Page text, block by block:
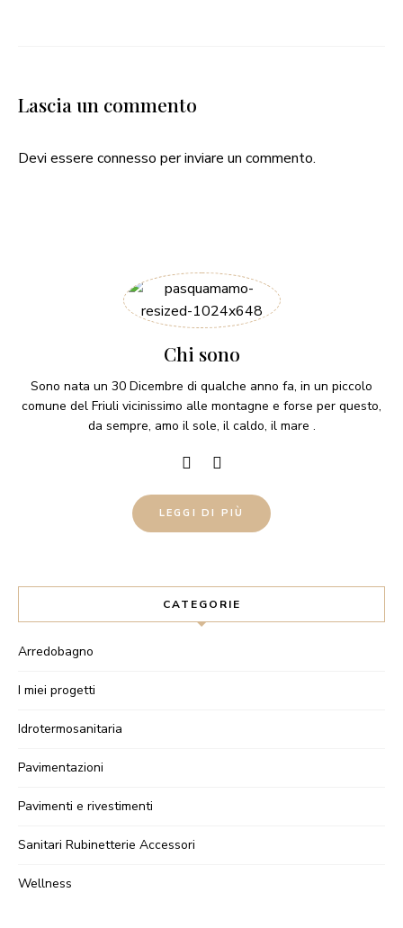
Lascia un commento
Devi essere connesso per inviare un commento.
Chi sono
Sono nata un 30 Dicembre di qualche anno fa, in un piccolo
comune del Friuli vicinissimo alle montagne e forse per questo,
da sempre, amo il sole, il caldo, il mare .
LEGGI DI PIÙ
CATEGORIE
Arredobagno
I miei progetti
Idrotermosanitaria
Pavimentazioni
Pavimenti e rivestimenti
Sanitari Rubinetterie Accessori
Wellness